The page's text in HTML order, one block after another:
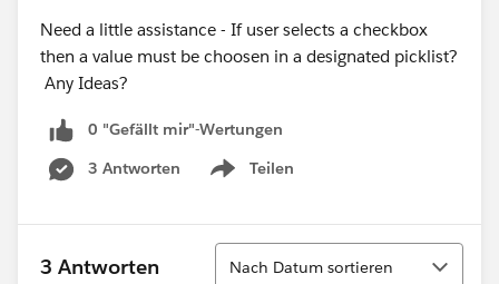
Need a little assistance - If user selects a checkbox
then a value must be choosen in a designated picklist?
Any Ideas?
0 "Gefällt mir"-Wertungen
3 Antworten
Teilen
Show menu
3 Antworten
Sortieren
Nach Datum sortieren